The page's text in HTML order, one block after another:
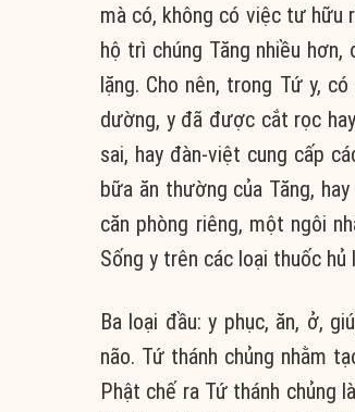
mà có, không có việc tư hữu
hộ trì chúng Tăng nhiều
lặng. Cho nên, trong Tứ y,
dường, y đã được cắt rọc
sai, hay đàn-việt cung cấp
bữa ăn thường của Tăng,
căn phòng riêng, một ngôi
Sống y trên các loại thuốc
Ba loại đầu: y phục, ăn, ở,
não. Tứ thánh chủng nhằm
Phật chế ra Tứ thánh chủng